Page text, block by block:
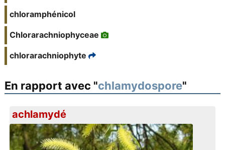
chloramphénicol
Chlorarachniophyceae
chlorarachniophyte
En rapport avec "chlamydospore"
achlamydé